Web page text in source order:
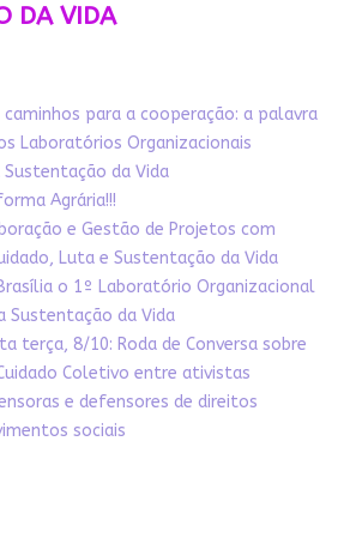
DA VIDA
caminhos para a cooperação: a palavra
Laboratórios Organizacionais
Sustentação da Vida
Agrária!!!
e Gestão de Projetos com
Luta e Sustentação da Vida
o 1º Laboratório Organizacional
Sustentação da Vida
terça, 8/10: Roda de Conversa sobre
Coletivo entre ativistas
e defensores de direitos
sociais